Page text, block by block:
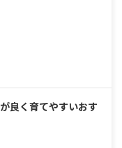
良く育てやすいおす